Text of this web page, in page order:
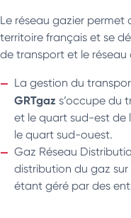
Le réseau gazier permet
territoire français et se
de transport et le réseau
La gestion du
GRTgaz s’occupe du
et le quart sud-est de
le quart sud-ouest.
Gaz Réseau
distribution du gaz sur
étant géré par des